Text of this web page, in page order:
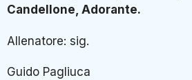
Candellone, Adorante.
Allenatore: sig.
Guido Pagliuca